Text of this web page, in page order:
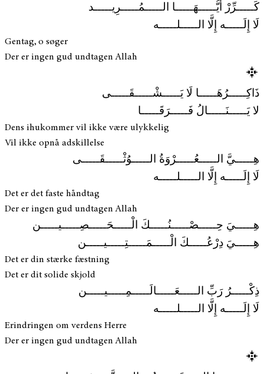
كَـــــرِّرْ أَيُّـــــهَـــــا الـــــمُـــــرِيـــــد
لَا إِلَـــــه إِلَّا الـــــلـــــه
Gentag, o søger
Der er ingen gud undtagen Allah
ذَاكِـــــرُهَـــــا لَا يَـــــشْـــــقَـــــى
لا يَـــــنَـــــالُ فَـــــرَقَـــــا
Dens ihukommer vil ikke være ulykkelig
Vil ikke opnå adskillelse
هِـــــيَّ الـــــعُـــــرْوَةُ الـــــوُثْـــــقَـــــى
لَا إِلَـــــه إِلَّا الـــــلـــــه
Det er det faste håndtag
Der er ingen gud undtagen Allah
هِـــــيَ حِـــــصْـــــنُـــــكَ الْـــــحَـــــصِـــــيـــــن
هِـــــيَ دِرْعُـــــكَ الْـــــمَـــــتِـــــيـــــن
Det er din stærke fæstning
Det er dit solide skjold
ذِكْـــــرُ رَبِّ الـــــعَـــــالَـــــمِـــــيـــــن
لَا إِلَـــــه إِلَّا الـــــلـــــه
Erindringen om verdens Herre
Der er ingen gud undtagen Allah